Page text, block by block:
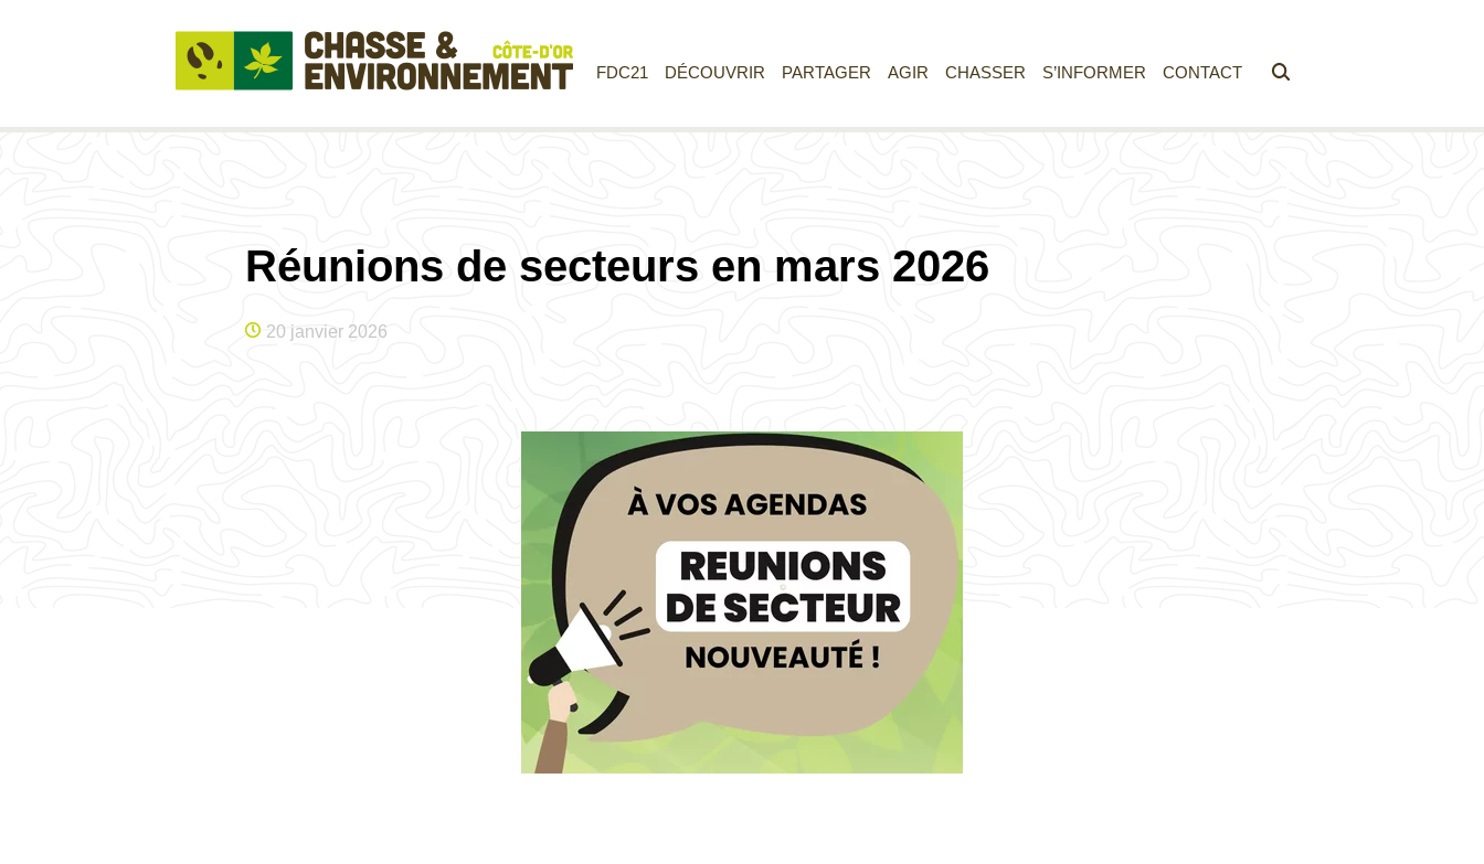
FDC21 DÉCOUVRIR PARTAGER AGIR CHASSER S’INFORMER CONTACT
Réunions de secteurs en mars 2026
20 janvier 2026